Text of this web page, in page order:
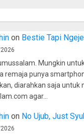
on Bestie Tapi
Mungkin
remaja punya
diarahkan saja untuk
agar…
on No Ujub, Just